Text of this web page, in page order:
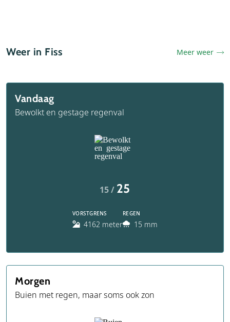
Weer in Fiss Meer weer
Vandaag
Bewolkt en gestage regenval
15 / 25
VORSTGRENS
4162 meter
REGEN
15 mm
Morgen
Buien met regen, maar soms ook zon